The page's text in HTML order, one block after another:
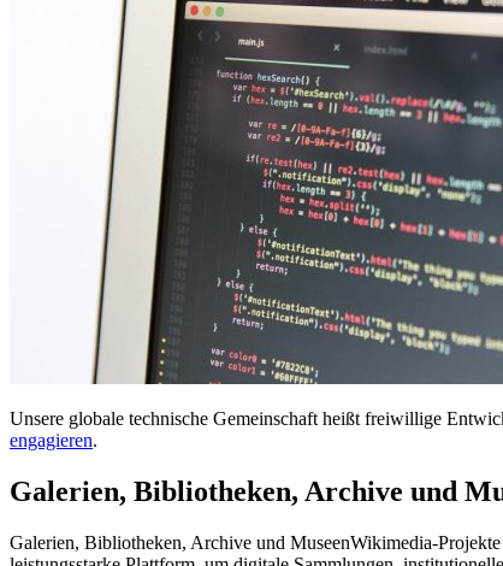
Unsere globale technische Gemeinschaft heißt freiwillige
engagieren.
Galerien, Bibliotheken, Archive und
Galerien, Bibliotheken, Archive und MuseenWikimedia-